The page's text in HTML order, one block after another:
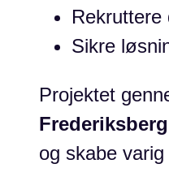
Rekruttere
Sikre
Projektet
og skabe